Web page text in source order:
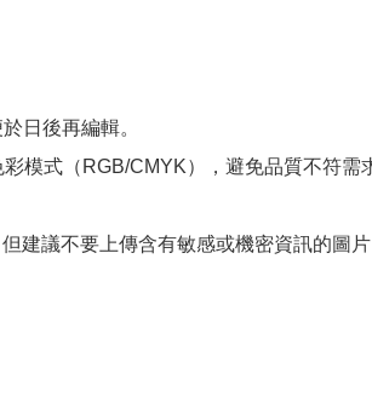
日後再編輯。
模式（RGB/CMYK），避免品質不符需
建議不要上傳含有敏感或機密資訊的圖片